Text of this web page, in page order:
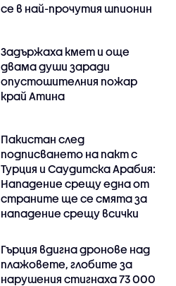
се в най-прочутия шпионин
Задържаха кмет и още
двама души заради
опустошителния пожар
край Атина
Пакистан след
подписването на пакт с
Турция и Саудитска Арабия:
Нападение срещу една от
страните ще се смята за
нападение срещу всички
Гърция вдигна дронове над
плажовете, глобите за
нарушения стигнаха 73 000